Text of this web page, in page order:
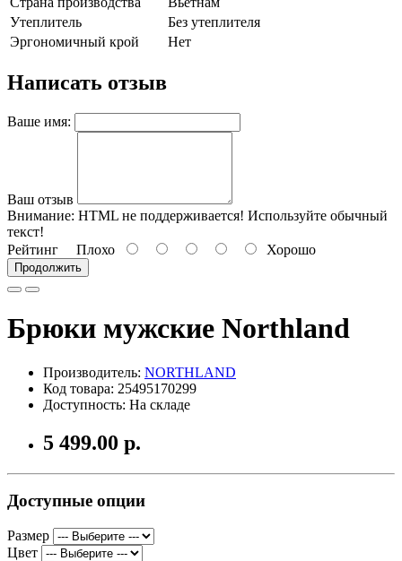
Утеплитель
Без утеплителя
Эргономичный крой
Нет
Написать отзыв
Ваше имя:
Ваш отзыв
Внимание: HTML не поддерживается! Используйте обычный
текст!
Рейтинг Плохо Хорошо
Продолжить
Брюки мужские Northland
Производитель: NORTHLAND
Код товара: 25495170299
Доступность: На складе
5 499.00 р.
Доступные опции
Размер
Цвет